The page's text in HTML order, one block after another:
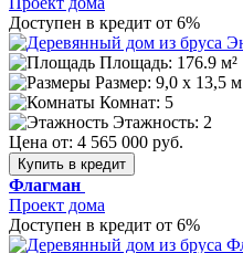
Доступен в кредит от 6%
Площадь: 176.9 м²
Размер: 9,0 х 13,5 м
Комнат: 5
Этажность: 2
Цена от: 4 565 000 руб.
Купить в кредит
Флагман
Проект дома
Доступен в кредит от 6%